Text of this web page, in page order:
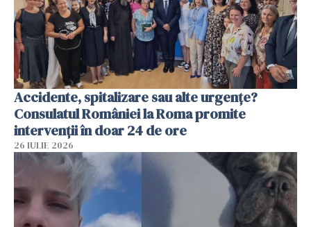
Accidente, spitalizare sau alte urgențe?
Consulatul României la Roma promite
intervenții în doar 24 de ore
26 IULIE 2026